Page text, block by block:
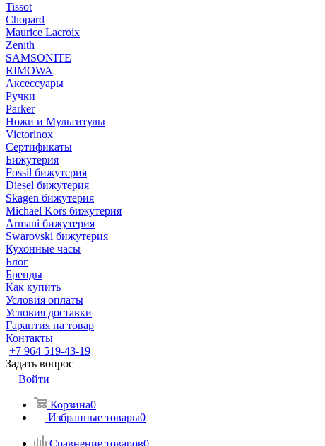
Tissot
Chopard
Maurice Lacroix
Zenith
SAMSONITE
RIMOWA
Аксессуары
Ручки
Parker
Ножи и Мультитулы
Victorinox
Сертификаты
Бижутерия
Fossil бижутерия
Diesel бижутерия
Skagen бижутерия
Michael Kors бижутерия
Armani бижутерия
Swarovski бижутерия
Кухонные часы
Блог
Бренды
Как купить
Условия оплаты
Условия доставки
Гарантия на товар
Контакты
+7 964 519-43-19
Задать вопрос
Войти
Корзина0
Избранные товары0
Сравнение товаров0